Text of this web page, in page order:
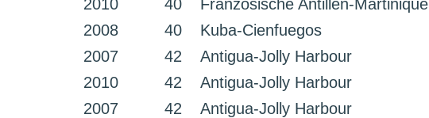
2010 40 Französische Antillen-Martinique
2008 40 Kuba-Cienfuegos
2007 42 Antigua-Jolly Harbour
2010 42 Antigua-Jolly Harbour
2007 42 Antigua-Jolly Harbour